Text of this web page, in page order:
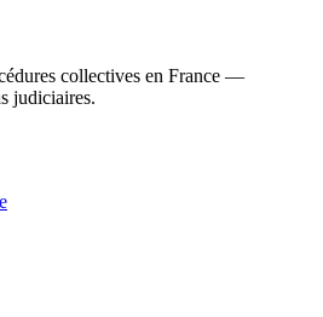
collectives en France —
judiciaires.